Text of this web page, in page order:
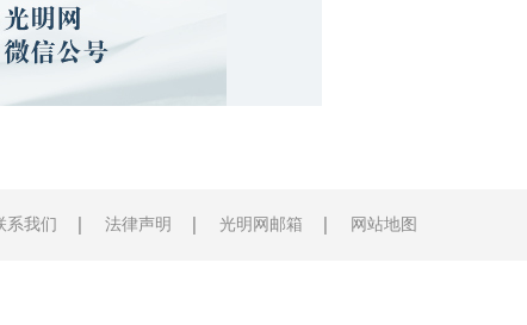
系我们 法律声明 光明网邮箱 网站地图